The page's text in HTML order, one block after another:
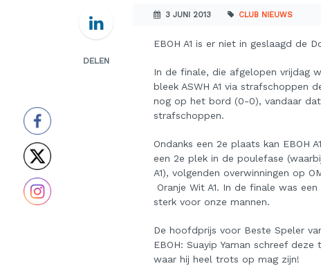
3 JUNI 2013 CLUB NIEUWS
EBOH A1 is er niet in geslaagd de
In de finale, die afgelopen vrijdag
bleek ASWH A1 via strafschoppen
nog op het bord (0-0), vandaar
strafschoppen.
Ondanks een 2e plaats kan EBOH
een 2e plek in de poulefase
A1), volgenden overwinningen op
Oranje Wit A1. In de finale was
sterk voor onze mannen.
De hoofdprijs voor Beste Speler
EBOH: Suayip Yaman schreef
waar hij heel trots op mag zijn!
DELEN